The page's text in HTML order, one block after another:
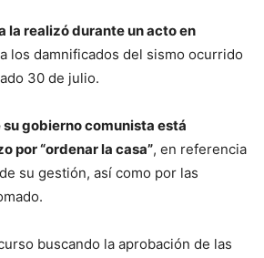
la realizó durante un acto en
los damnificados del sismo ocurrido
30 de julio.
gobierno comunista está
por “ordenar la casa”, en referencia
su gestión, así como por las
buscando la aprobación de las